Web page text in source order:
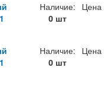
Наличие:
0 шт
Цена
Наличие:
0 шт
Цена